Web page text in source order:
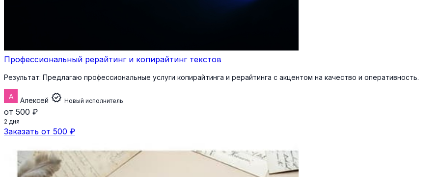
Профессиональный рерайтинг и копирайтинг текстов
Результат: Предлагаю профессиональные услуги копирайтинга и рерайтинга с акцентом на качество и оперативность.
Алексей verified Новый исполнитель
от 500 ₽
2 дня
Заказать от 500 ₽